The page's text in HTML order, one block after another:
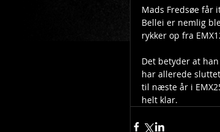
Mads Fredsøe får
Bellei er nemlig
rykker op fra
Det betyder at
har allerede
til næste år i
helt klar.